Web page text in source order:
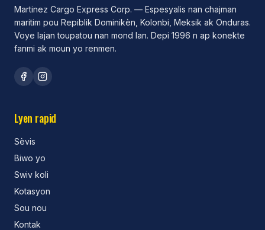
Martinez Cargo Express Corp. — Espesyalis nan chajman
maritim pou Repiblik Dominikèn, Kolonbi, Meksik ak Onduras.
Voye lajan toupatou nan mond lan. Depi 1996 n ap konekte
fanmi ak moun yo renmen.
Lyen rapid
Sèvis
Biwo yo
Swiv koli
Kotasyon
Sou nou
Kontak